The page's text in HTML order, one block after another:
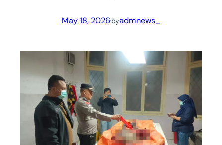
May 18, 2026·byadmnews_